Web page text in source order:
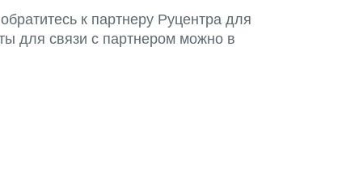
к партнеру Руцентра для
для связи с партнером можно в